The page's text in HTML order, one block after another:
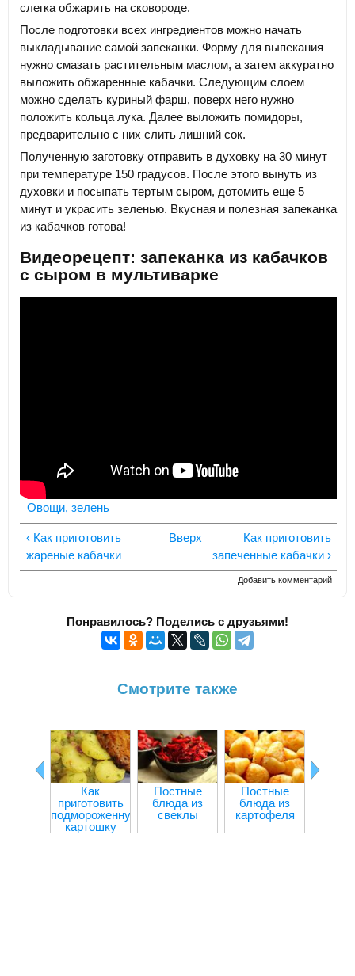
слегка обжарить на сковороде.
После подготовки всех ингредиентов можно начать
выкладывание самой запеканки. Форму для выпекания
нужно смазать растительным маслом, а затем аккуратно
выложить обжаренные кабачки. Следующим слоем
можно сделать куриный фарш, поверх него нужно
положить кольца лука. Далее выложить помидоры,
предварительно с них слить лишний сок.
Полученную заготовку отправить в духовку на 30 минут
при температуре 150 градусов. После этого вынуть из
духовки и посыпать тертым сыром, дотомить еще 5
минут и украсить зеленью. Вкусная и полезная запеканка
из кабачков готова!
Видеорецепт: запеканка из кабачков
с сыром в мультиварке
Овощи, зелень
‹ Как приготовить
жареные кабачки
Вверх
Как приготовить
запеченные кабачки ›
Добавить комментарий
Понравилось? Поделись с друзьями!
Смотрите также
Как
приготовить
подмороженную
картошку
Постные
блюда из
свеклы
Постные
блюда из
картофеля